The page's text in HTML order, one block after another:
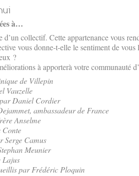
à…
d’un collectif. Cette appartenance vous
vous donne-t-elle le sentiment de
?
à apporterà votre communauté
de Villepin
Vauzelle
Daniel Cordier
ambassadeur de France
Anselme
Conte
Serge Camus
Meunier
Lajus
par Frédéric Ploquin